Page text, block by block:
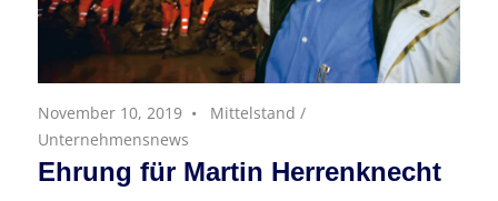
November 10, 2019 Mittelstand /
Unternehmensnews
Ehrung für Martin Herrenknecht